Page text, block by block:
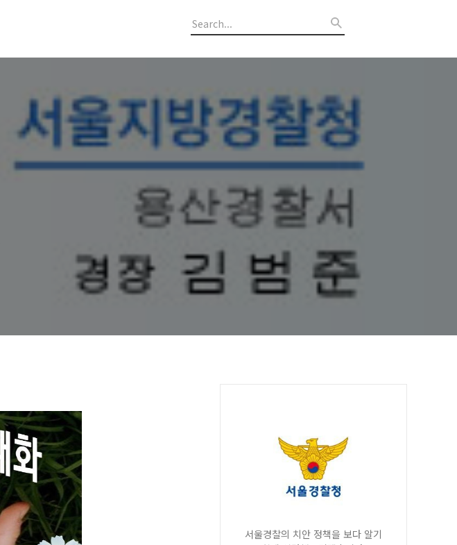
서울경찰의 치안 정책을 보다 알기